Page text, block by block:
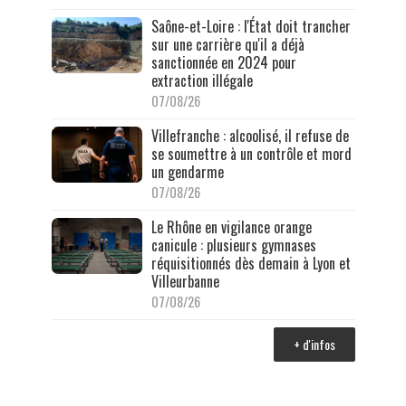
Saône-et-Loire : l'État doit trancher
sur une carrière qu'il a déjà
sanctionnée en 2024 pour
extraction illégale
07/08/26
Villefranche : alcoolisé, il refuse de
se soumettre à un contrôle et mord
un gendarme
07/08/26
Le Rhône en vigilance orange
canicule : plusieurs gymnases
réquisitionnés dès demain à Lyon et
Villeurbanne
07/08/26
+ d'infos